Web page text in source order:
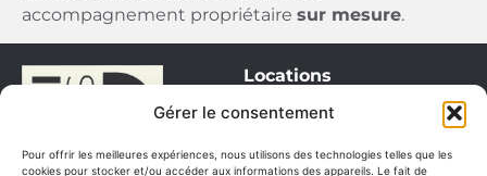
Gérer le consentement
Pour offrir les meilleures expériences, nous utilisons des technologies telles que les
cookies pour stocker et/ou accéder aux informations des appareils. Le fait de
accompagnement propriétaire sur mesure.
Locations
Cannes / Antibes